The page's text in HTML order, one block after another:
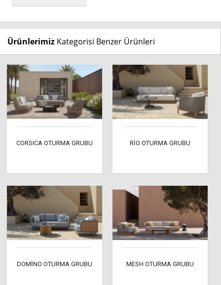
Ürünlerimiz Kategorisi Benzer Ürünleri
CORSICA OTURMA GRUBU RİO OTURMA GRUBU
DOMİNO OTURMA GRUBU MESH OTURMA GRUBU